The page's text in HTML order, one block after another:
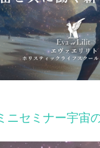
ニセミナー宇宙